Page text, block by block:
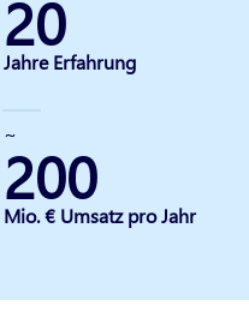
20
Jahre Erfahrung
~
200
Mio. € Umsatz pro Jahr